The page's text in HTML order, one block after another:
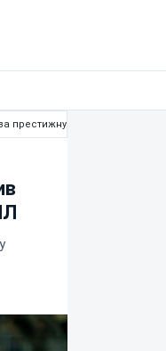
престижну нагороду УПЛ